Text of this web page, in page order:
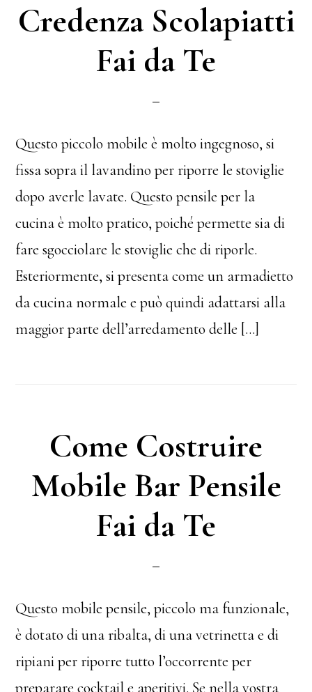
Credenza Scolapiatti
Fai da Te
Questo piccolo mobile è molto ingegnoso, si
fissa sopra il lavandino per riporre le stoviglie
dopo averle lavate. Questo pensile per la
cucina è molto pratico, poiché permette sia di
fare sgocciolare le stoviglie che di riporle.
Esteriormente, si presenta come un armadietto
da cucina normale e può quindi adattarsi alla
maggior parte dell’arredamento delle […]
Come Costruire
Mobile Bar Pensile
Fai da Te
Questo mobile pensile, piccolo ma funzionale,
è dotato di una ribalta, di una vetrinetta e di
ripiani per riporre tutto l’occorrente per
preparare cocktail e aperitivi. Se nella vostra